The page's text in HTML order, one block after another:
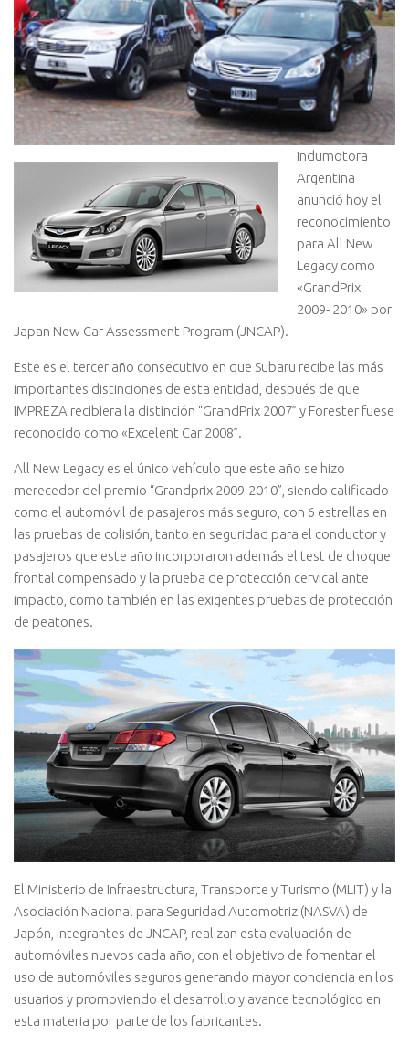
Indumotora
Argentina
anunció hoy el
reconocimiento
para All New
Legacy como
«GrandPrix
2009- 2010» por
Japan New Car Assessment Program (JNCAP).
Este es el tercer año consecutivo en que Subaru recibe las más
importantes distinciones de esta entidad, después de que
IMPREZA recibiera la distinción “GrandPrix 2007” y Forester fuese
reconocido como «Excelent Car 2008”.
All New Legacy es el único vehículo que este año se hizo
merecedor del premio “Grandprix 2009-2010”, siendo calificado
como el automóvil de pasajeros más seguro, con 6 estrellas en
las pruebas de colisión, tanto en seguridad para el conductor y
pasajeros que este año incorporaron además el test de choque
frontal compensado y la prueba de protección cervical ante
impacto, como también en las exigentes pruebas de protección
de peatones.
El Ministerio de Infraestructura, Transporte y Turismo (MLIT) y la
Asociación Nacional para Seguridad Automotriz (NASVA) de
Japón, integrantes de JNCAP, realizan esta evaluación de
automóviles nuevos cada año, con el objetivo de fomentar el
uso de automóviles seguros generando mayor conciencia en los
usuarios y promoviendo el desarrollo y avance tecnológico en
esta materia por parte de los fabricantes.